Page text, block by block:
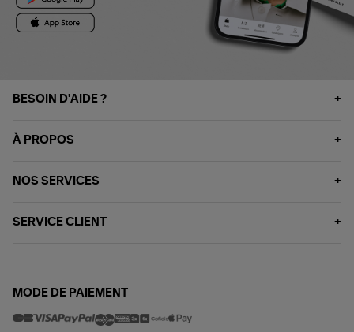
BESOIN D'AIDE ?
À PROPOS
NOS SERVICES
SERVICE CLIENT
MODE DE PAIEMENT